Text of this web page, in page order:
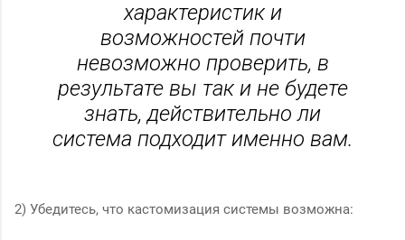
характеристик и
возможностей почти
невозможно проверить, в
результате вы так и не будете
знать, действительно ли
система подходит именно вам.
2) Убедитесь, что кастомизация системы возможна: